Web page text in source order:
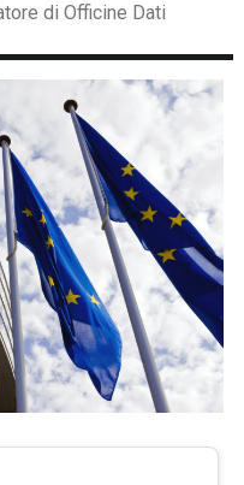
di Officine Dati